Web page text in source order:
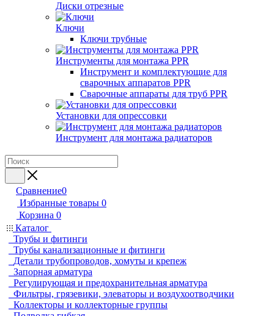
Диски отрезные
Ключи
Ключи трубные
Инструменты для монтажа PPR
Инструмент и комплектующие для
сварочных аппаратов PPR
Сварочные аппараты для труб PPR
Установки для опрессовки
Инструмент для монтажа радиаторов
Сравнение0
Избранные товары 0
Корзина 0
Каталог
Трубы и фитинги
Трубы канализационные и фитинги
Детали трубопроводов, хомуты и крепеж
Запорная арматура
Регулирующая и предохранительная арматура
Фильтры, грязевики, элеваторы и воздухоотводчики
Коллекторы и коллекторные группы